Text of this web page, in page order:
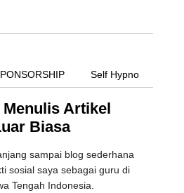
Self Hypno
Artikel
Biasa
sampai blog sederhana
sosial saya sebagai guru di
Tengah Indonesia.